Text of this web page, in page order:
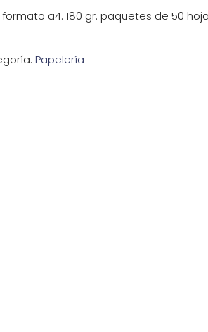
a4. 180 gr. paquetes de 50
Papelería